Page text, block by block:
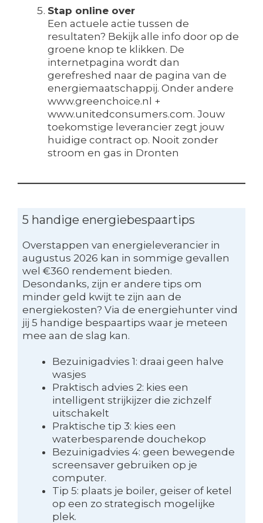
Stap online over
Een actuele actie tussen de
resultaten? Bekijk alle info door op de
groene knop te klikken. De
internetpagina wordt dan
gerefreshed naar de pagina van de
energiemaatschappij. Onder andere
www.greenchoice.nl +
www.unitedconsumers.com. Jouw
toekomstige leverancier zegt jouw
huidige contract op. Nooit zonder
stroom en gas in Dronten
5 handige energiebespaartips
Overstappen van energieleverancier in
augustus 2026 kan in sommige gevallen
wel €360 rendement bieden.
Desondanks, zijn er andere tips om
minder geld kwijt te zijn aan de
energiekosten? Via de energiehunter vind
jij 5 handige bespaartips waar je meteen
mee aan de slag kan.
Bezuinigadvies 1: draai geen halve
wasjes
Praktisch advies 2: kies een
intelligent strijkijzer die zichzelf
uitschakelt
Praktische tip 3: kies een
waterbesparende douchekop
Bezuinigadvies 4: geen bewegende
screensaver gebruiken op je
computer.
Tip 5: plaats je boiler, geiser of ketel
op een zo strategisch mogelijke
plek.